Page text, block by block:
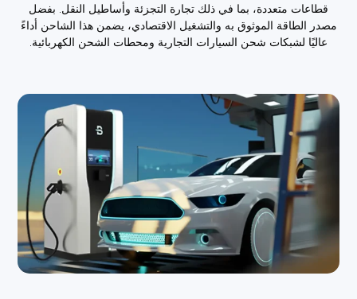
متعددة، بما في ذلك تجارة التجزئة وأساطيل النقل. بفضل
الموثوق به والتشغيل الاقتصادي، يضمن هذا الشاحن أداءً
لشبكات شحن السيارات التجارية ومحطات الشحن الكهربائية.